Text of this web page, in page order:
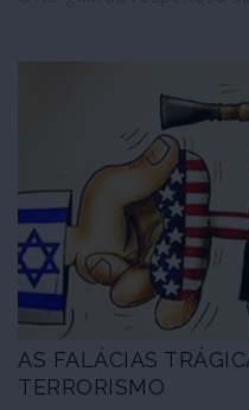
AS FALÁCIAS
TERRORISMO